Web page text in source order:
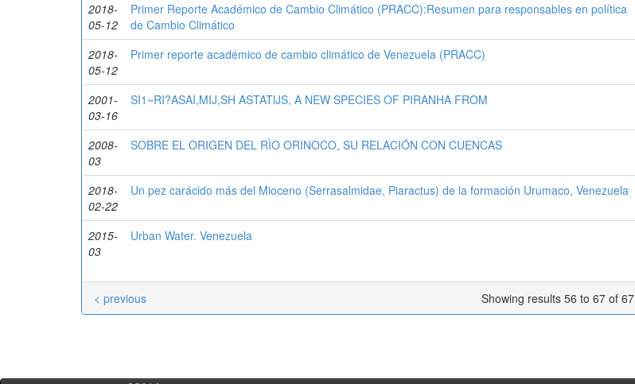
2018-
05-12
Primer Reporte Académico de Cambio Climático (PRACC):Resumen para responsables en política
de Cambio Climático
2018-
05-12
Primer reporte académico de cambio climático de Venezuela (PRACC)
2001-
03-16
SI1~RI?ASAI,MIJ,SH ASTATlJS, A NEW SPECIES OF PIRANHA FROM
2008-
03
SOBRE EL ORIGEN DEL RÌO ORINOCO, SU RELACIÓN CON CUENCAS
2018-
02-22
Un pez carácido más del Mioceno (Serrasalmidae, Piaractus) de la formación Urumaco, Venezuela
2015-
03
Urban Water. Venezuela
Showing results 56 to 67 of 67
< previous